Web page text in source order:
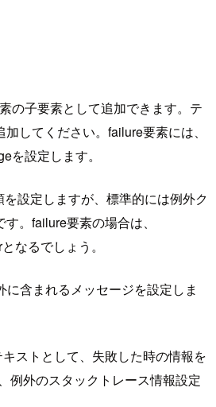
の子要素として追加できます。テ
してください。failure要素には、
を設定します。
設定しますが、標準的には例外ク
。failure要素の場合は、
なるでしょう。
含まれるメッセージを設定しま
ストとして、失敗した時の情報を
例外のスタックトレース情報設定